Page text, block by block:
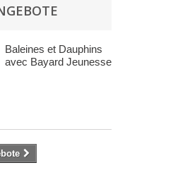
Baleines et Dauphins
avec Bayard Jeunesse